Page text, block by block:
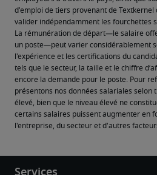
d'emploi de tiers provenant de Textkernel
valider indépendamment les fourchettes
La rémunération de départ—le salaire
un poste—peut varier considérablement
l'expérience et les certifications du
tels que le secteur, la taille et le chiffre
encore la demande pour le poste. Pour
présentons nos données salariales selon
élevé, bien que le niveau élevé ne
certains salaires puissent augmenter en
l'entreprise, du secteur et d'autres